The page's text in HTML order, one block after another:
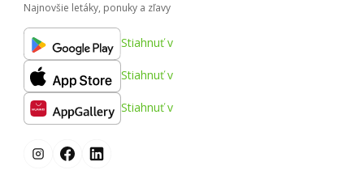
Najnovšie letáky, ponuky a zľavy
Stiahnuť v
Stiahnuť v
Stiahnuť v